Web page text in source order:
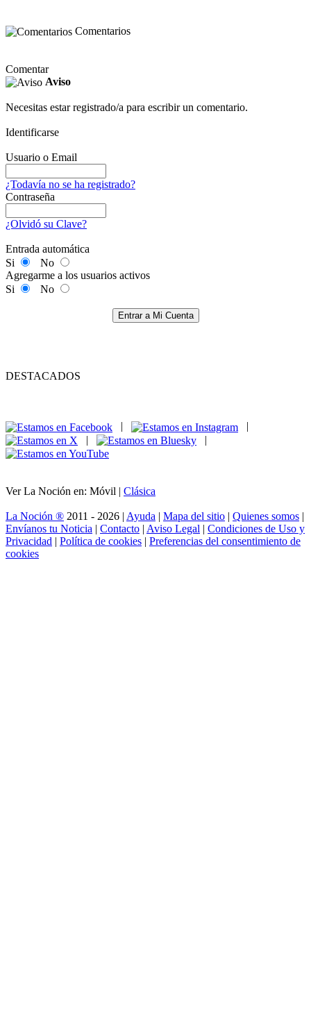
Comentarios
Comentar
Aviso
Necesitas estar registrado/a para escribir un comentario.
Identificarse
Usuario o Email
¿Todavía no se ha registrado?
Contraseña
¿Olvidó su Clave?
Entrada automática
Si
No
Agregarme a los usuarios activos
Si
No
Entrar a Mi Cuenta
DESTACADOS
|
|
Ver La Noción en: Móvil | Clásica
La Noción ® 2011 - 2026 | Ayuda | Mapa del sitio | Quienes somos |
Envíanos tu Noticia | Contacto | Aviso Legal | Condiciones de Uso y
Privacidad | Política de cookies | Preferencias del consentimiento de
cookies